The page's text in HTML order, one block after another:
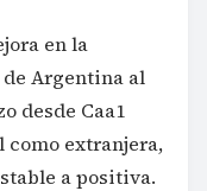
en la
Argentina al
desde Caa1
como extranjera,
a positiva.